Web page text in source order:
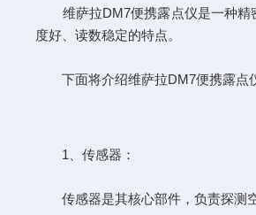
维萨拉DM7便携露点仪是一种精密
度好、读数稳定的特点。
下面将介绍维萨拉DM7便携露点
1、传感器：
传感器是其核心部件，负责探测空